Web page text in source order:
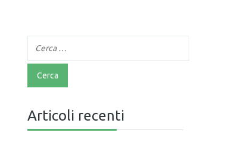
Articoli recenti